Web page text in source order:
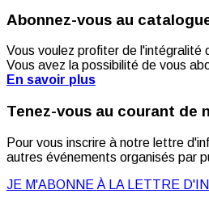
Abonnez-vous au
Vous voulez profiter de l'intégralité
Vous avez la possibilité de vous
En savoir plus
Tenez-vous au courant de
Pour vous inscrire à notre lettre
autres événements organisés par
JE M'ABONNE À LA LETTRE